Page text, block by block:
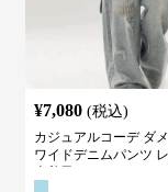
¥7,080 (税込)
カジュアルコーデ ダ
ワイドデニムパンツ